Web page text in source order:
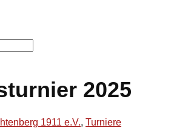
2025
1911 e.V., Turniere